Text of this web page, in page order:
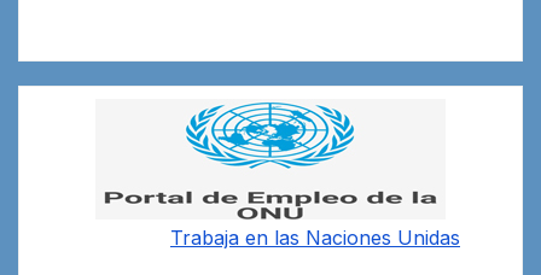
Trabaja en las Naciones Unidas